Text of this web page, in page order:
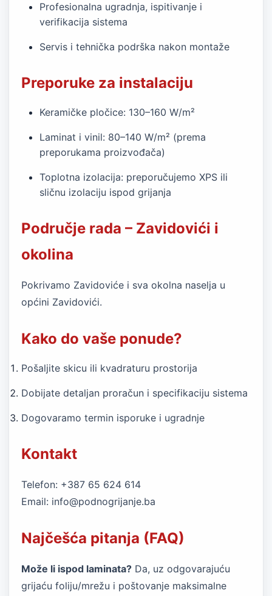
Profesionalna ugradnja, ispitivanje i
verifikacija sistema
Servis i tehnička podrška nakon montaže
Preporuke za instalaciju
Keramičke pločice: 130–160 W/m²
Laminat i vinil: 80–140 W/m² (prema
preporukama proizvođača)
Toplotna izolacija: preporučujemo XPS ili
sličnu izolaciju ispod grijanja
Područje rada – Zavidovići i
okolina
Pokrivamo Zavidoviće i sva okolna naselja u
općini Zavidovići.
Kako do vaše ponude?
Pošaljite skicu ili kvadraturu prostorija
Dobijate detaljan proračun i specifikaciju sistema
Dogovaramo termin isporuke i ugradnje
Kontakt
Telefon: +387 65 624 614
Email: info@podnogrijanje.ba
Najčešća pitanja (FAQ)
Može li ispod laminata? Da, uz odgovarajuću
grijaću foliju/mrežu i poštovanje maksimalne